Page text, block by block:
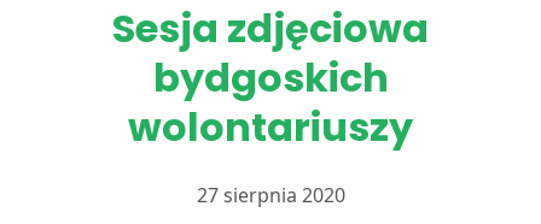
Sesja zdjęciowa
bydgoskich
wolontariuszy
27 sierpnia 2020